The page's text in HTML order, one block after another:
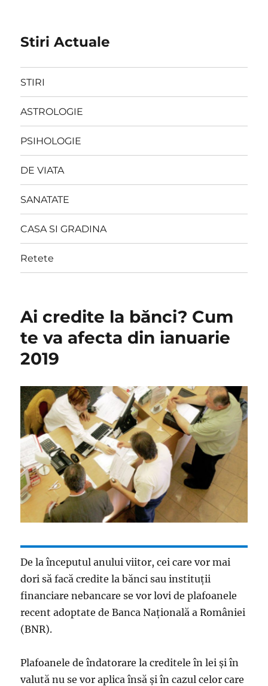
Stiri Actuale
STIRI
ASTROLOGIE
PSIHOLOGIE
DE VIATA
SANATATE
CASA SI GRADINA
Retete
Ai credite la bănci? Cum
te va afecta din ianuarie
2019
De la începutul anului viitor, cei care vor mai
dori să facă credite la bănci sau instituții
financiare nebancare se vor lovi de plafoanele
recent adoptate de Banca Națională a României
(BNR).
Plafoanele de îndatorare la creditele în lei și în
valută nu se vor aplica însă și în cazul celor care